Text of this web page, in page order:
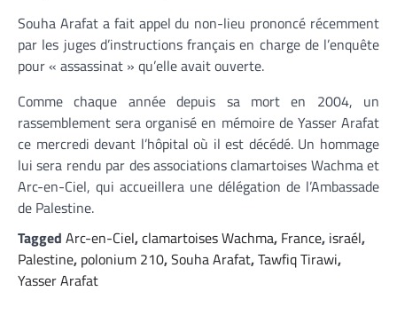
Souha Arafat a fait appel du non-lieu prononcé récemment
par les juges d’instructions français en charge de l’enquête
pour « assassinat » qu’elle avait ouverte.
Comme chaque année depuis sa mort en 2004, un
rassemblement sera organisé en mémoire de Yasser Arafat
ce mercredi devant l’hôpital où il est décédé. Un hommage
lui sera rendu par des associations clamartoises Wachma et
Arc-en-Ciel, qui accueillera une délégation de l’Ambassade
de Palestine.
Tagged Arc-en-Ciel,clamartoises Wachma, France, israél,
Palestine, polonium 210,Souha Arafat,Tawfiq Tirawi,
Yasser Arafat